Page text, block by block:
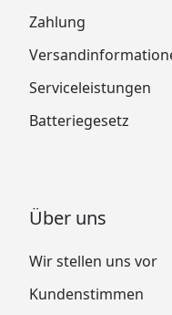
Zahlung
Serviceleistungen
Batteriegesetz
Über uns
Wir stellen uns vor
Kundenstimmen